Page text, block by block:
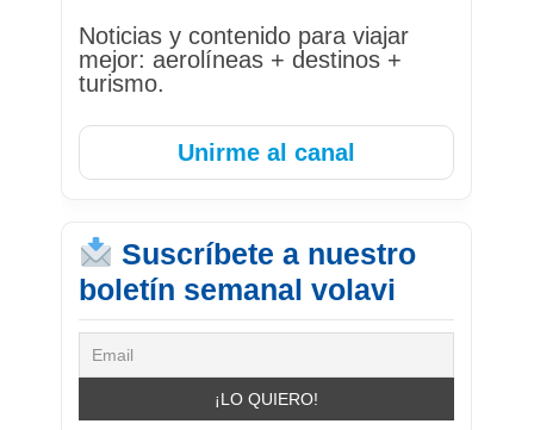
Noticias y contenido para viajar
mejor: aerolíneas + destinos +
turismo.
Unirme al canal
Suscríbete a nuestro
boletín semanal volavi